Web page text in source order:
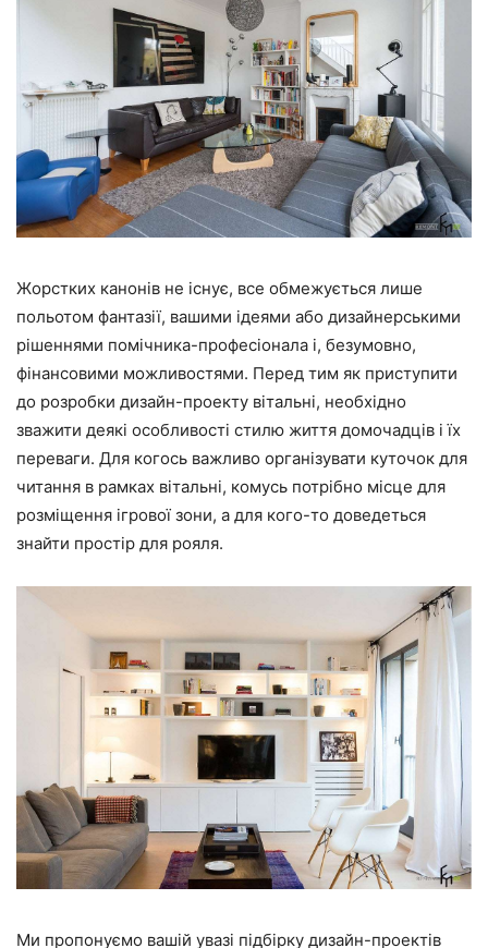
Жорстких канонів не існує, все обмежується лише
польотом фантазії, вашими ідеями або дизайнерськими
рішеннями помічника-професіонала і, безумовно,
фінансовими можливостями. Перед тим як приступити
до розробки дизайн-проекту вітальні, необхідно
зважити деякі особливості стилю життя домочадців і їх
переваги. Для когось важливо організувати куточок для
читання в рамках вітальні, комусь потрібно місце для
розміщення ігрової зони, а для кого-то доведеться
знайти простір для рояля.
Ми пропонуємо вашій увазі підбірку дизайн-проектів